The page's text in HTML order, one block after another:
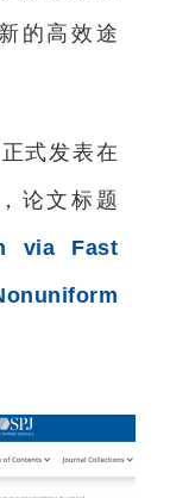
的高效途
式发表在
论文标题
via Fast